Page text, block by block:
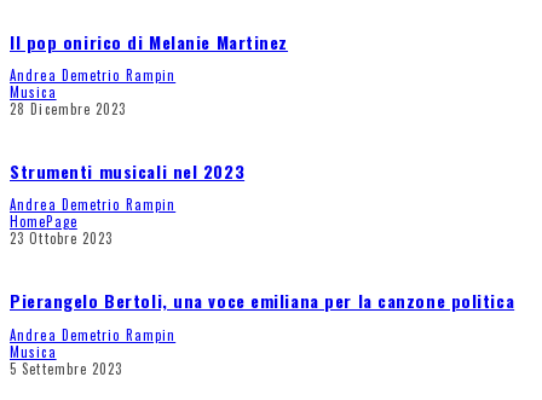
Il pop onirico di Melanie Martinez
Andrea Demetrio Rampin
Musica
28 Dicembre 2023
Strumenti musicali nel 2023
Andrea Demetrio Rampin
HomePage
23 Ottobre 2023
Pierangelo Bertoli, una voce emiliana per la canzone politica
Andrea Demetrio Rampin
Musica
5 Settembre 2023